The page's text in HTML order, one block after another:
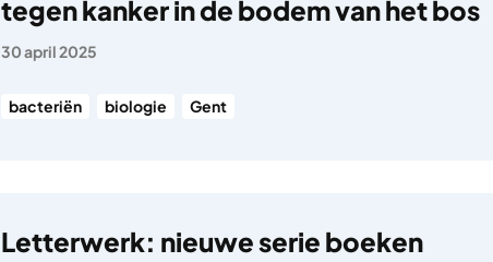
tegen kanker in de bodem van het bos
30 april 2025
bacteriën biologie Gent
Letterwerk: nieuwe serie boeken